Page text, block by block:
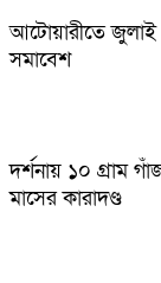
আটোয়ারীতে জুলাই
সমাবেশ
দর্শনায় ১০ গ্রাম
মাসের কারাদণ্ড